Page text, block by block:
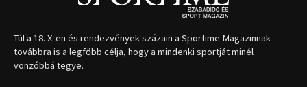
Túl a 18. X-en és rendezvények százain a Sportime Magazinnak
továbbra is a legfőbb célja, hogy a mindenki sportját minél
vonzóbbá tegye.